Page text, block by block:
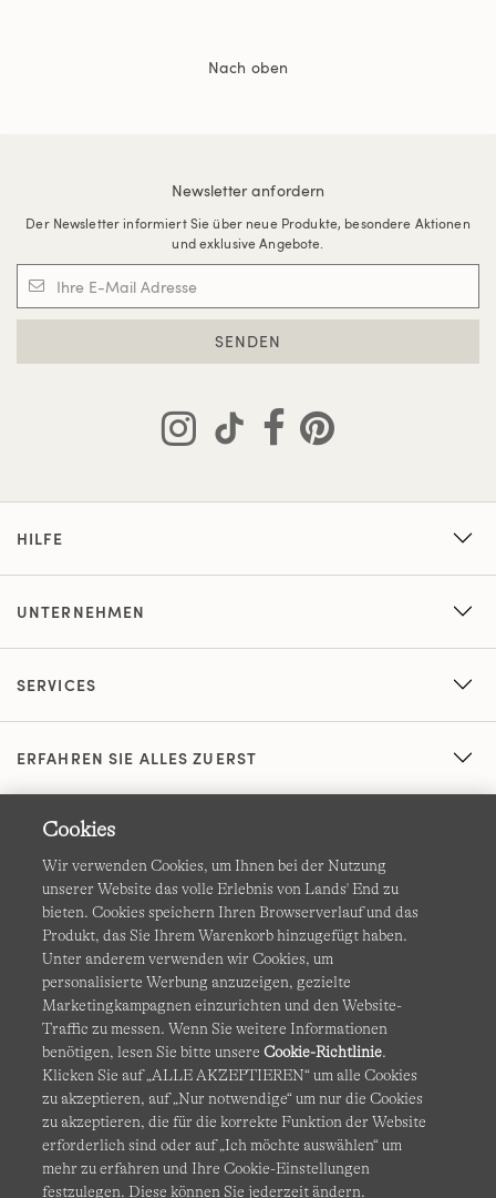
Nach oben
Newsletter anfordern
Der Newsletter informiert Sie über neue Produkte, besondere Aktionen
und exklusive Angebote.
SENDEN
HILFE
UNTERNEHMEN
SERVICES
ERFAHREN SIE ALLES ZUERST
AGB Datenschutz & Sicherheit
Cookies Ich möchte auswählen Barrierefreiheit
Site Map Internationale Websites
Diese Website ist durch reCAPTCHA geschützt. Es gelten die
Datenschutzerklärung undNutzungsbedingungenvon
Google.
Cookies
Wir verwenden Cookies, um Ihnen bei der Nutzung
unserer Website das volle Erlebnis von Lands' End zu
bieten. Cookies speichern Ihren Browserverlauf und das
Produkt, das Sie Ihrem Warenkorb hinzugefügt haben.
Unter anderem verwenden wir Cookies, um
personalisierte Werbung anzuzeigen, gezielte
Marketingkampagnen einzurichten und den Website-
Traffic zu messen. Wenn Sie weitere Informationen
benötigen, lesen Sie bitte unsereCookie-Richtlinie.
Klicken Sie auf „ALLE AKZEPTIEREN“ um alle Cookies
zu akzeptieren, auf „Nur notwendige“ um nur die Cookies
zu akzeptieren, die für die korrekte Funktion der Website
erforderlich sind oder auf „Ich möchte auswählen“ um
mehr zu erfahren und Ihre Cookie-Einstellungen
festzulegen. Diese können Sie jederzeit ändern.